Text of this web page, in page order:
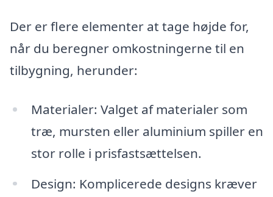
Der er flere elementer at tage højde for,
når du beregner omkostningerne til en
tilbygning, herunder:
Materialer: Valget af materialer som
træ, mursten eller aluminium spiller en
stor rolle i prisfastsættelsen.
Design: Komplicerede designs kræver